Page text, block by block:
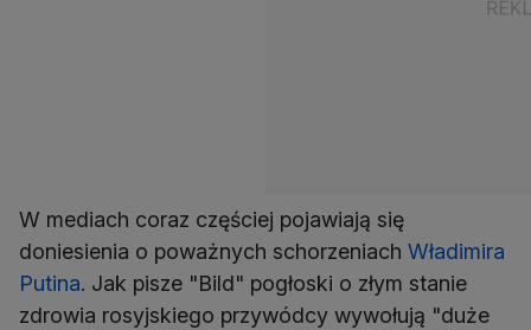
W mediach coraz częściej pojawiają się
doniesienia o poważnych schorzeniach Władimira
Putina. Jak pisze "Bild" pogłoski o złym stanie
zdrowia rosyjskiego przywódcy wywołują "duże